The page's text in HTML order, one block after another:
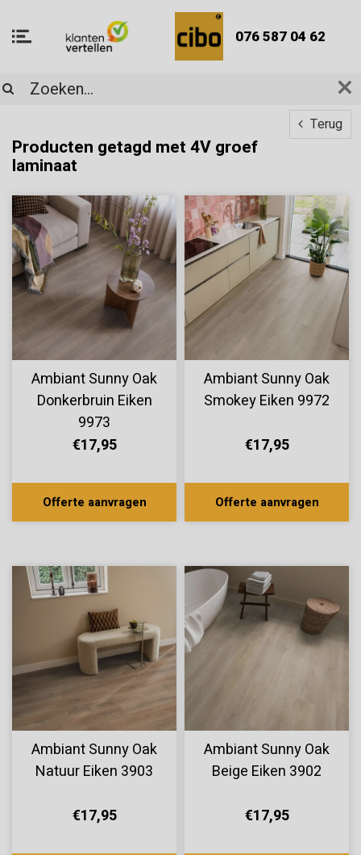
076 587 04 62
Terug
Producten getagd met 4V groef
laminaat
Ambiant Sunny Oak
Donkerbruin Eiken
9973
€17,95
Offerte aanvragen
Ambiant Sunny Oak
Smokey Eiken 9972
€17,95
Offerte aanvragen
Ambiant Sunny Oak
Natuur Eiken 3903
€17,95
Ambiant Sunny Oak
Beige Eiken 3902
€17,95